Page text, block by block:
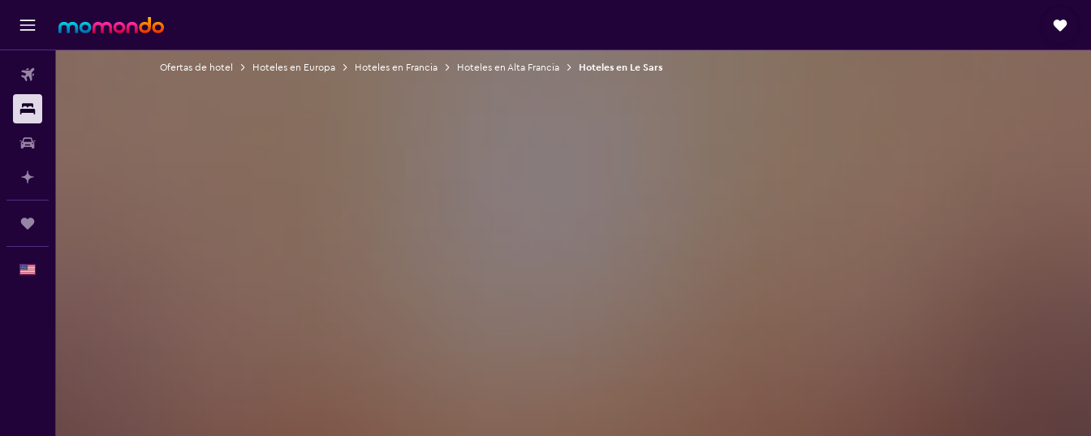
Ofertas de hotel Hoteles en Europa Hoteles en Francia Hoteles en Alta Francia Hoteles en Le Sars